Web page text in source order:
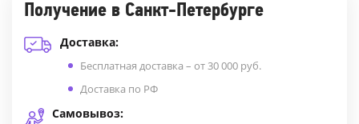
Получение в Санкт-Петербурге
Доставка:
Бесплатная доставка – от 30 000 руб.
Доставка по РФ
Самовывоз: